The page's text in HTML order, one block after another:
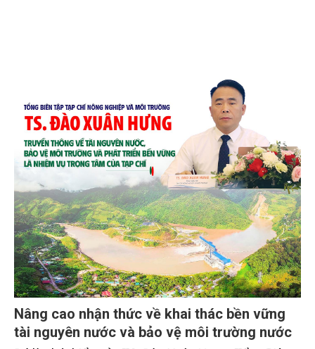
Nâng cao nhận thức về khai thác bền vững
tài nguyên nước và bảo vệ môi trường nước